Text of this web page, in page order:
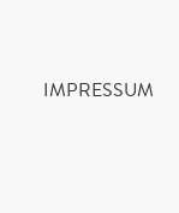
IMPRESSUM